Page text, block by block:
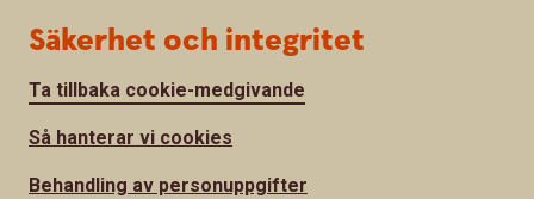
Säkerhet och integritet
Ta tillbaka cookie-medgivande
Så hanterar vi cookies
Behandling av personuppgifter